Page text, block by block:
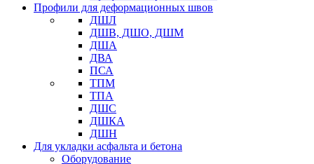
Профили для деформационных швов
ДШЛ
ДШВ, ДШО, ДШМ
ДША
ДВА
ПСА
ТПМ
ТПА
ДШС
ДШКА
ДШН
Для укладки асфальта и бетона
Оборудование